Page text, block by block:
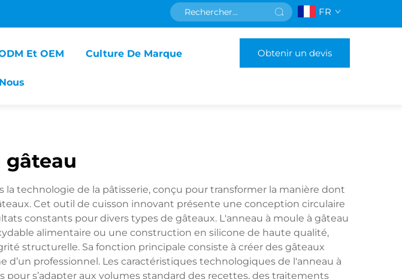
FR
Et OEM Culture De Marque Obtenir un devis
gâteau
technologie de la pâtisserie, conçu pour transformer la manière dont
Cet outil de cuisson innovant présente une conception circulaire
constants pour divers types de gâteaux. L'anneau à moule à gâteau
alimentaire ou une construction en silicone de haute qualité,
structurelle. Sa fonction principale consiste à créer des gâteaux
professionnel. Les caractéristiques technologiques de l'anneau à
s’adapter aux volumes standard des recettes, des traitements